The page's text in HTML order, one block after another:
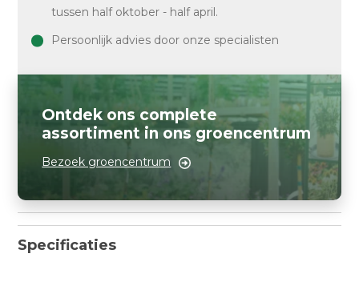
tussen half oktober - half april.
Persoonlijk advies door onze specialisten
Ontdek ons complete
assortiment in ons groencentrum
Bezoek groencentrum
Specificaties